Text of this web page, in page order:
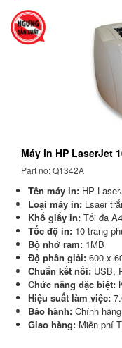
Máy in HP LaserJet
Part no: Q1342A
Tên máy in: HP
Loại máy in: Lsaer
Khổ giấy in: Tối đa A4
Tốc độ in: 10 trang
Bộ nhớ ram: 1MB
Độ phân giải: 600 x
Chuẩn kết nối: USB,
Chức năng đặc biệt:
Hiệu suất làm việc:
Bảo hành: Chính
Giao hàng: Miễn phí